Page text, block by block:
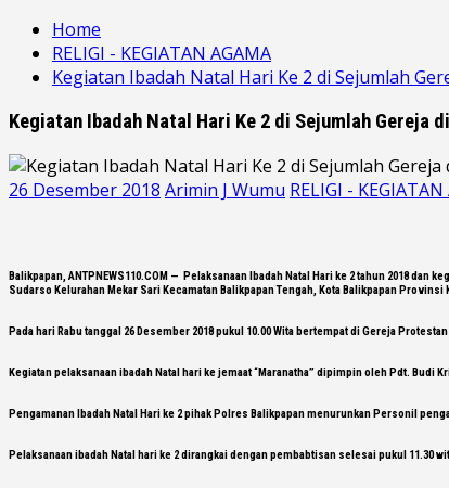
Home
RELIGI - KEGIATAN AGAMA
Kegiatan Ibadah Natal Hari Ke 2 di Sejumlah
Kegiatan Ibadah Natal Hari Ke 2 di Sejumlah Gereja
26 Desember 2018 Arimin J Wumu RELIGI -
Balikpapan, ANTPNEWS110.COM — Pelaksanaan Ibadah Natal Hari ke 2 tahun 2018
Sudarso Kelurahan Mekar Sari Kecamatan Balikpapan Tengah, Kota Balikpapan Provinsi
Pada hari Rabu tanggal 26 Desember 2018 pukul 10.00 Wita bertempat di Gereja
Kegiatan pelaksanaan ibadah Natal hari ke jemaat “Maranatha” dipimpin oleh Pdt. Budi
Pengamanan Ibadah Natal Hari ke 2 pihak Polres Balikpapan menurunkan Personil
Pelaksanaan ibadah Natal hari ke 2 dirangkai dengan pembabtisan selesai pukul 11.30